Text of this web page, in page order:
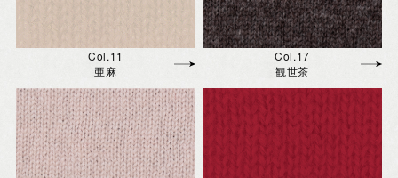
Col.11
亜麻
Col.17
観世茶